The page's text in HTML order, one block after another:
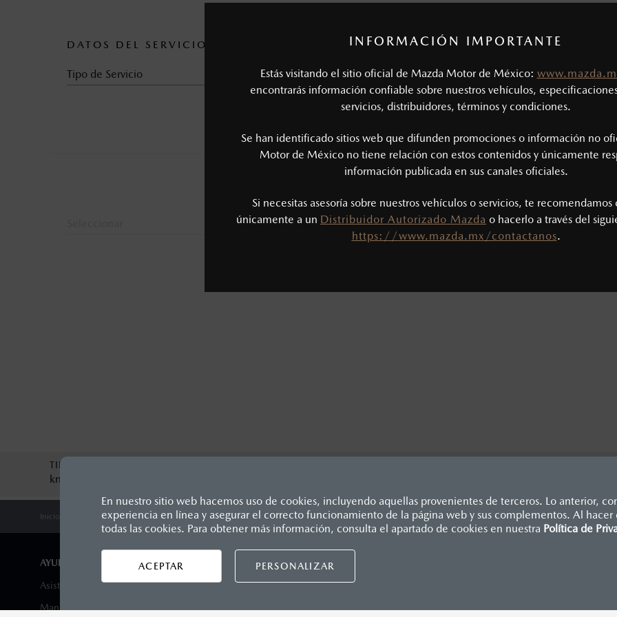
INFORMACIÓN IMPORTANTE
Estás visitando el sitio oficial de Mazda Motor de México:
encontrarás información confiable sobre nuestros vehículos,
servicios, distribuidores, términos y condiciones.
Se han identificado sitios web que difunden promociones o información no
Motor de México no tiene relación con estos contenidos y únicamente
información publicada en sus canales oficiales.
Si necesitas asesoría sobre nuestros vehículos o servicios, te recomendamos
únicamente a un Distribuidor Autorizado Mazda o hacerlo a través del
https://www.mazda.mx/contactanos.
En nuestro sitio web hacemos uso de cookies, incluyendo aquellas provenientes de terceros. Lo anterior,
experiencia en línea y asegurar el correcto funcionamiento de la página web y sus complementos. Al
todas las cookies. Para obtener más información, consulta el apartado de cookies en nuestra Política de
ACEPTAR PERSONALIZAR
DATOS DEL SERVICIO
Tipo de Servicio
DATOS DEL
año
MONTO
$0 MXN
TIPO DE SERVICIO
km
Inicio Propietarios Mantenimiento Mazda Cita De Servicio
AYUDA Y SOPORTE
Asistencia vial
Manuales del propietario
DISTRIBUIDORES MAZDA
Encuentra tu distribuidor
1
Los precios y especificaciones indicados en esta página son al menudeo, sugeridos por el
seguro y gastos administrativos. Mazda de México, se reserva el derecho de modificar las
productos, sin aviso previo al consumidor.